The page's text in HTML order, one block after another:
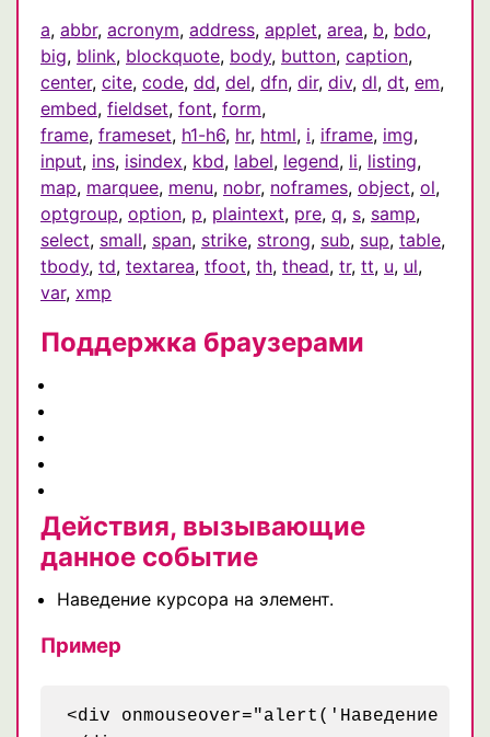
a, abbr, acronym, address, applet, area, b, bdo,
big, blink, blockquote, body, button, caption,
center, cite, code, dd, del, dfn, dir, div, dl, dt, em,
embed, fieldset, font, form,
frame, frameset, h1-h6, hr, html, i, iframe, img,
input, ins, isindex, kbd, label, legend, li, listing,
map, marquee, menu, nobr, noframes, object, ol,
optgroup, option, p, plaintext, pre, q, s, samp,
select, small, span, strike, strong, sub, sup, table,
tbody, td, textarea, tfoot, th, thead, tr, tt, u, ul,
var, xmp
Поддержка браузерами
Действия, вызывающие
данное событие
Наведение курсора на элемент.
Пример
<div onmouseover="alert('Наведение